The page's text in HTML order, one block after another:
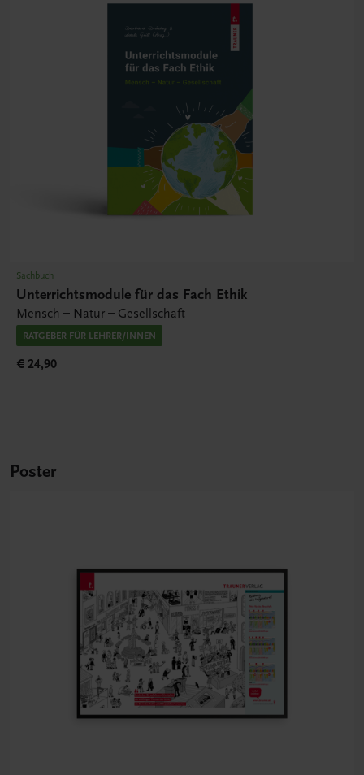
Sachbuch
Unterrichtsmodule für das Fach Ethik
Mensch – Natur – Gesellschaft
RATGEBER FÜR LEHRER/INNEN
€ 24,90
Poster